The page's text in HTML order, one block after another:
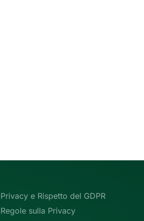
Privacy e Rispetto del GDPR
Regole sulla Privacy